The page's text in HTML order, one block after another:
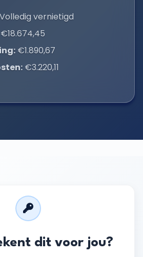
Volledig vernietigd
€18.674,45
€1.890,67
€3.220,11
dit voor jou?